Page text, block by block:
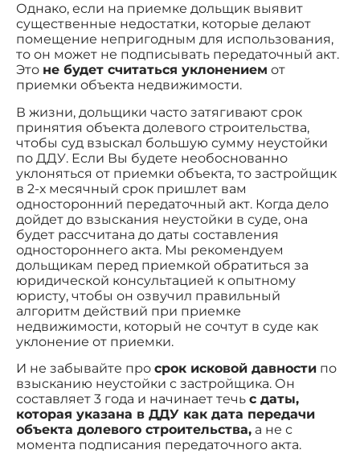
Однако, если на приемке дольщик выявит
существенные недостатки, которые делают
помещение непригодным для использования,
то он может не подписывать передаточный акт.
Это не будет считаться уклонением от
приемки объекта недвижимости.
В жизни, дольщики часто затягивают срок
принятия объекта долевого строительства,
чтобы суд взыскал большую сумму неустойки
по ДДУ. Если Вы будете необоснованно
уклоняться от приемки объекта, то застройщик
в 2-х месячный срок пришлет вам
односторонний передаточный акт. Когда дело
дойдет до взыскания неустойки в суде, она
будет рассчитана до даты составления
одностороннего акта. Мы рекомендуем
дольщикам перед приемкой обратиться за
юридической консультацией к опытному
юристу, чтобы он озвучил правильный
алгоритм действий при приемке
недвижимости, который не сочтут в суде как
уклонение от приемки.
И не забывайте про срок исковой давности по
взысканию неустойки с застройщика. Он
составляет 3 года и начинает течь с даты,
которая указана в ДДУ как дата передачи
объекта долевого строительства, а не с
момента подписания передаточного акта.